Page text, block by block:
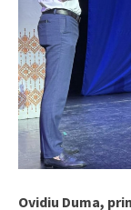
Ovidiu Duma,